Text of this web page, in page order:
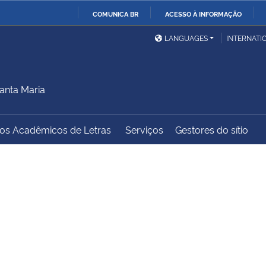
COMUNICA BR ACESSO À INFORMAÇÃO
Ministério da Defesa
Ministério das Relações
Exteriores
Ministério do
Controladoria-Geral da
LANGUAGES
Maria
Acadêmicos de Letras Serviços Gestores do sítio